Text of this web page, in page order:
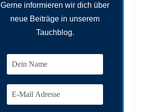
Gerne informieren wir dich über
neue Beiträge in unserem
Tauchblog.